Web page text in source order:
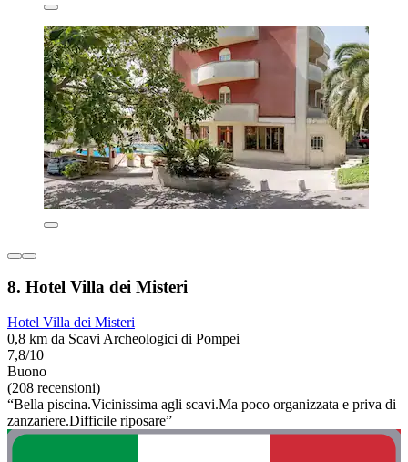
8. Hotel Villa dei Misteri
Hotel Villa dei Misteri
0,8 km da Scavi Archeologici di Pompei
7,8/10
Buono
(208 recensioni)
“Bella piscina.Vicinissima agli scavi.Ma poco organizzata e priva di
zanzariere.Difficile riposare”